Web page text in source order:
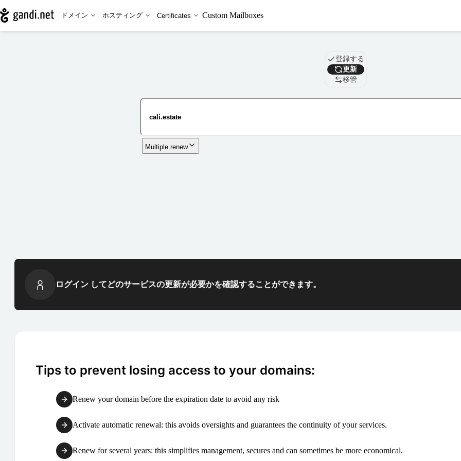
ドメイン ホスティング Certificates Custom Mailboxes
ドメイン
登録する
更新
移管
Multiple renew
ログイン してどのサービスの更新が必要かを確認することができます。
Tips to prevent losing access to your domains:
Renew your domain before the expiration date to avoid any risk
Activate automatic renewal: this avoids oversights and guarantees the continuity of your services.
Renew for several years: this simplifies management, secures and can sometimes be more economical.